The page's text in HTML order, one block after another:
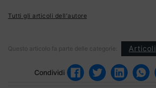
Tutti gli articoli dell'autore
Questo articolo fa parte delle categorie: Articoli
Condividi